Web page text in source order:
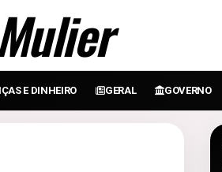
E DINHEIRO GERAL GOVERNO